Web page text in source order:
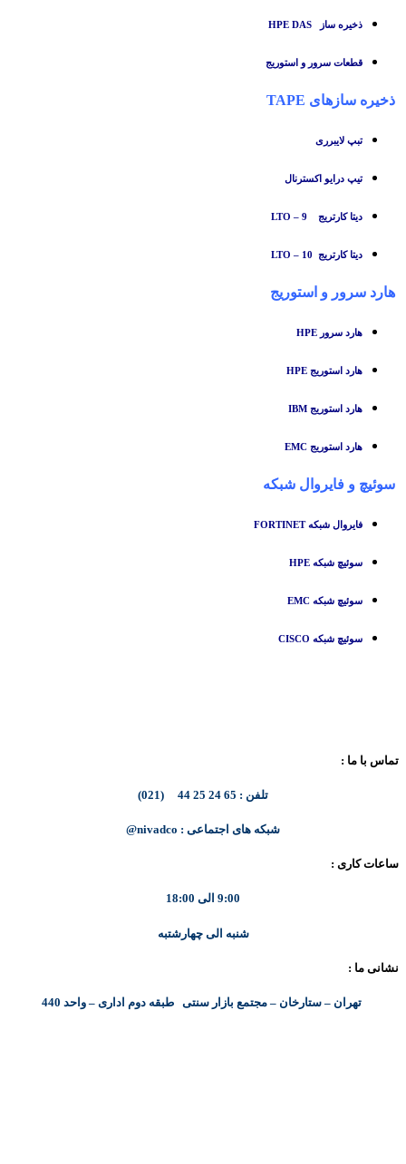
ذخیره ساز HPE DAS
قطعات سرور و استوریج
ذخیره سازهای TAPE
تبپ لایبرری
تیپ درایو اکسترنال
دیتا کارتریج LTO – 9
دیتا کارتریج LTO – 10
هارد سرور و استوریج
هارد سرور HPE
هارد استوریج HPE
هارد استوریج IBM
هارد استوریج EMC
سوئیچ و فایروال شبکه
فایروال شبکه FORTINET
سوئیچ شبکه HPE
سوئیچ شبکه EMC
سوئیچ شبکه CISCO
تماس با ما :
تلفن : 65 24 25 44 (021)
شبکه های اجتماعی : nivadco@
ساعات کاری :
9:00 الی 18:00
شنبه الی چهارشتبه
نشانی ما :
تهران – ستارخان – مجتمع بازار سنتی طبقه دوم اداری – واحد 440